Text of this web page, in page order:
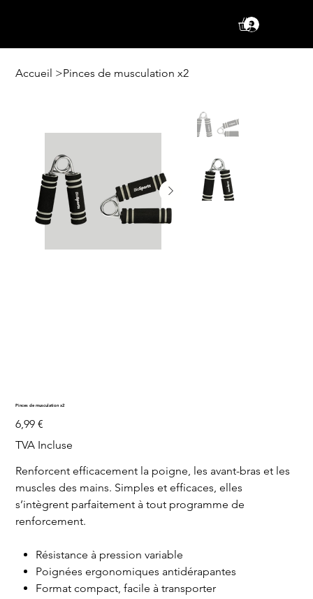
Accueil >Pinces de musculation x2
Pinces de musculation x2
Prix
6,99 €
TVA Incluse
Renforcent efficacement la poigne, les avant-bras et les
muscles des mains. Simples et efficaces, elles
s’intègrent parfaitement à tout programme de
renforcement.
Résistance à pression variable
Poignées ergonomiques antidérapantes
Format compact, facile à transporter